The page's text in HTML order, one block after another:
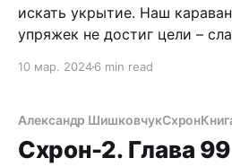
искать укрытие. Наш
упряжек не достиг цели –
в густую чащу, где не так
пендосов, вроде, оторвались,
выставил дозор –
10 мар. 20246 min read
Александр ШишковчукСхрон
Схрон-2. Глава 99